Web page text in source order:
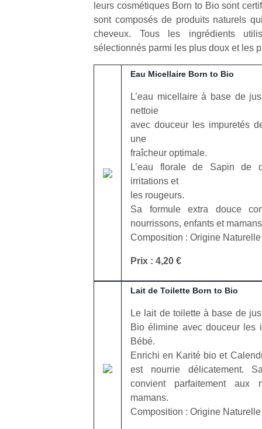
leurs cosmétiques Born to Bio sont
sont composés de produits naturels
cheveux. Tous les ingrédients
sélectionnés parmi les plus doux et les
Eau Micellaire Born to Bio
L’eau micellaire à base de
nettoie
avec douceur les impuretés
une
fraîcheur optimale.
L’eau florale de Sapin de
irritations et
les rougeurs.
Sa formule extra douce
nourrissons, enfants et
Composition : Origine
Prix : 4,20 €
Lait de Toilette Born to Bio
Le lait de toilette à base de
Bio élimine avec douceur les
Bébé.
Enrichi en Karité bio et
est nourrie délicatement.
convient parfaitement aux
mamans.
Composition : Origine
à